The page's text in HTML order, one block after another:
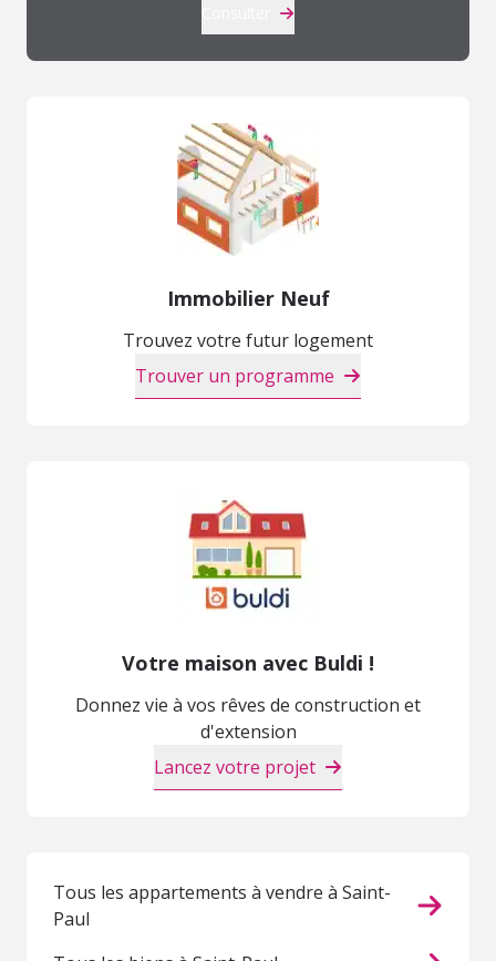
Immobilier Neuf
Trouvez votre futur logement
Trouver un programme
Votre maison avec Buldi !
Donnez vie à vos rêves de construction et
d'extension
Lancez votre projet
Tous les appartements à vendre à Saint-
Paul